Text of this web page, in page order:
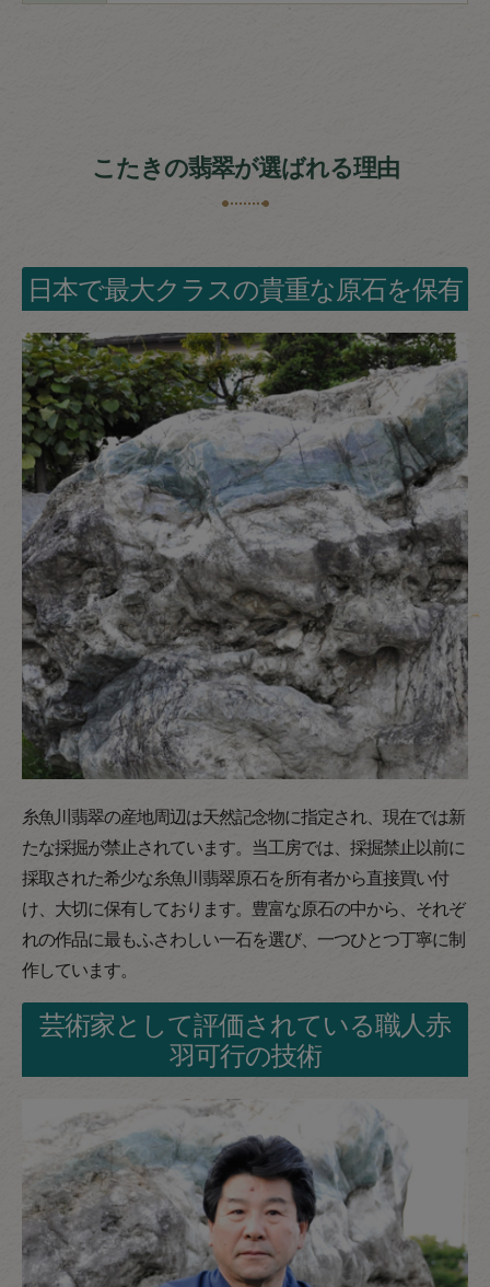
こたきの翡翠が選ばれる理由
日本で最大クラスの貴重な原石を保有
糸魚川翡翠の産地周辺は天然記念物に指定され、現在では新
たな採掘が禁止されています。当工房では、採掘禁止以前に
採取された希少な糸魚川翡翠原石を所有者から直接買い付
け、大切に保有しております。豊富な原石の中から、それぞ
れの作品に最もふさわしい一石を選び、一つひとつ丁寧に制
作しています。
芸術家として評価されている職人赤
羽可行の技術